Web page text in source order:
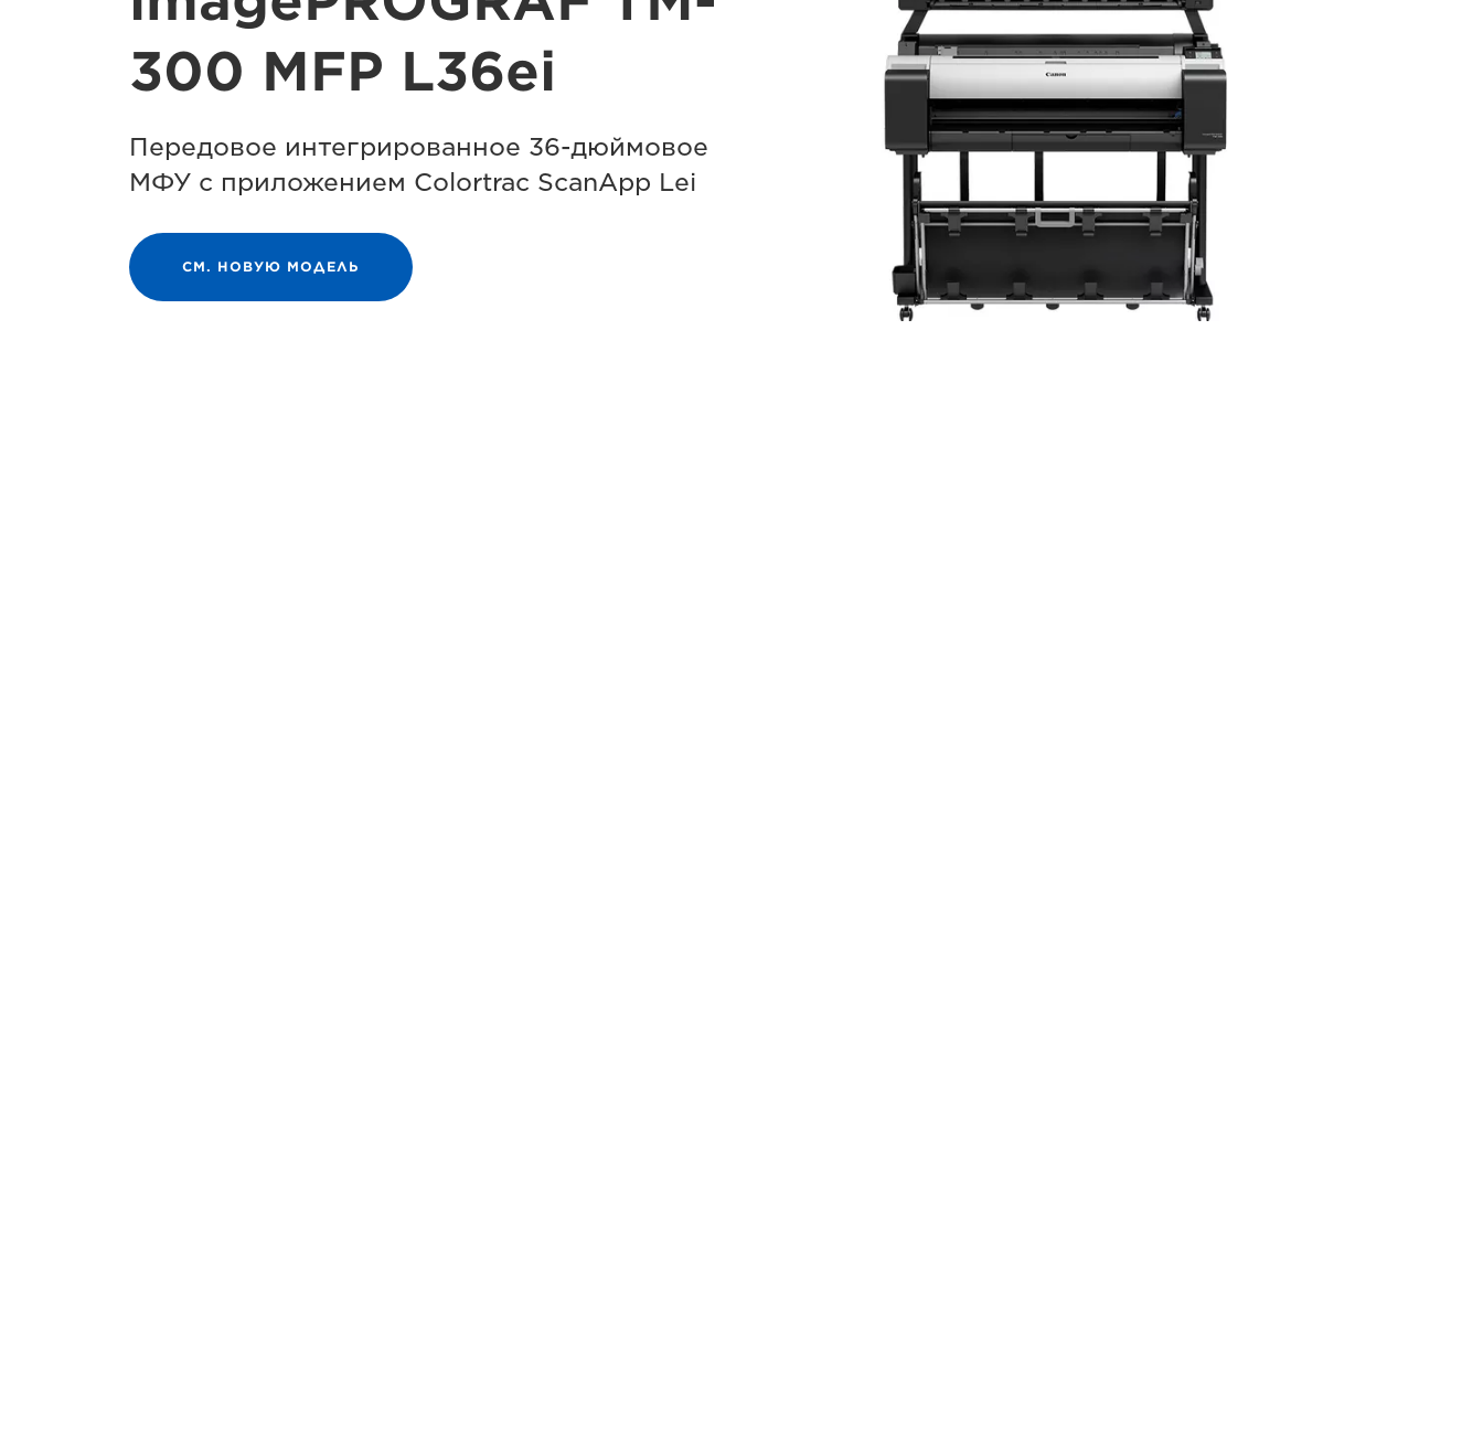
300 MFP L36ei
Передовое интегрированное 36-дюймовое
МФУ с приложением Colortrac ScanApp Lei
СМ. НОВУЮ МОДЕЛЬ